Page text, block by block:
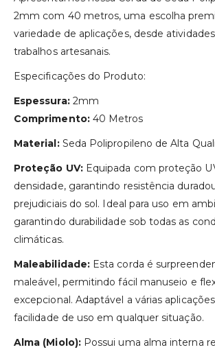
2mm com 40 metros, uma escolha
variedade de aplicações, desde
trabalhos artesanais.
Especificações do Produto:
Espessura:2mm
Comprimento:40 Metros
Material:Seda Polipropileno de Alta
Proteção UV:Equipada com proteção
densidade, garantindo resistência
prejudiciais do sol. Ideal para uso em
garantindo durabilidade sob todas as
climáticas.
Maleabilidade:Esta corda é
maleável, permitindo fácil manuseio e
excepcional. Adaptável a várias
facilidade de uso em qualquer situação.
Alma (Miolo):Possui uma alma interna